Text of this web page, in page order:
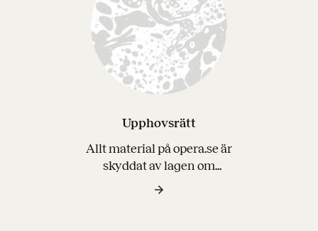
Upphovsrätt
Allt material på opera.se är
skyddat av lagen om
upphovsrätt.